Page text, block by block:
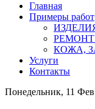
Главная
Примеры работ
КОЖА,
Услуги
Контакты
Понедельник, 11